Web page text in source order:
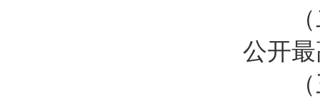
（二
公开
（三